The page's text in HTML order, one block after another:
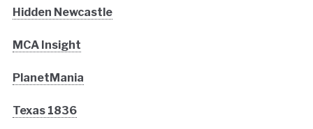
Hidden Newcastle
MCA Insight
PlanetMania
Texas 1836